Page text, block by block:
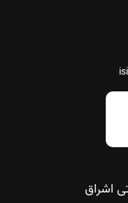
اشراق